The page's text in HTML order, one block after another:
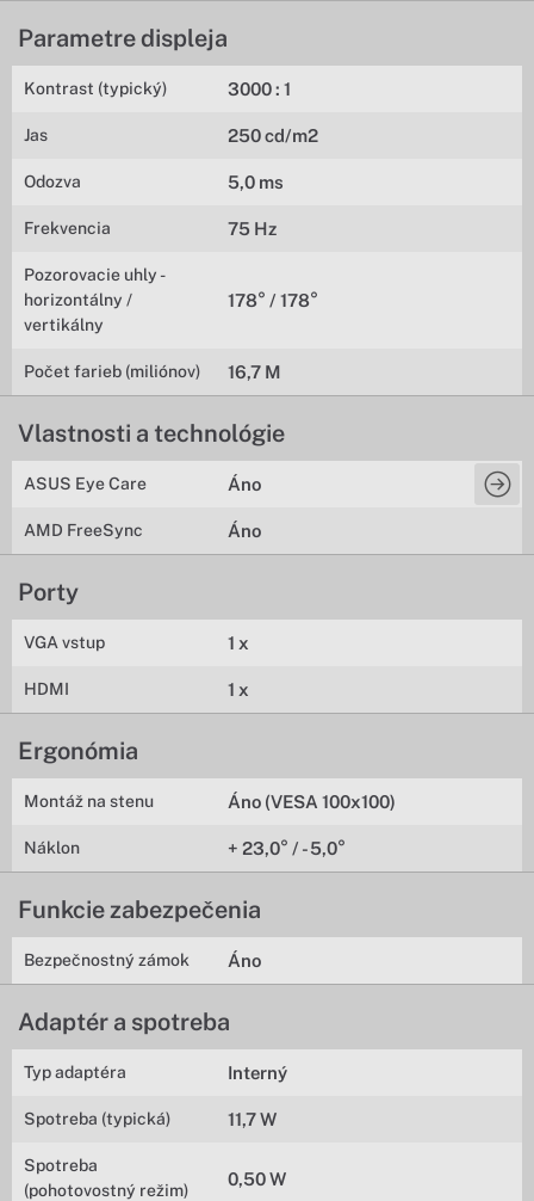
Parametre displeja
Kontrast (typický) 3000 : 1
Jas 250 cd/m2
Odozva 5,0 ms
Frekvencia 75 Hz
Pozorovacie uhly -
horizontálny /
vertikálny
178° / 178°
Počet farieb (miliónov) 16,7 M
Vlastnosti a technológie
ASUS Eye Care Áno
AMD FreeSync Áno
Porty
VGA vstup 1 x
HDMI 1 x
Ergonómia
Montáž na stenu Áno (VESA 100x100)
Náklon + 23,0° / - 5,0°
Funkcie zabezpečenia
Bezpečnostný zámok Áno
Adaptér a spotreba
Typ adaptéra Interný
Spotreba (typická) 11,7 W
Spotreba
(pohotovostný režim)
0,50 W